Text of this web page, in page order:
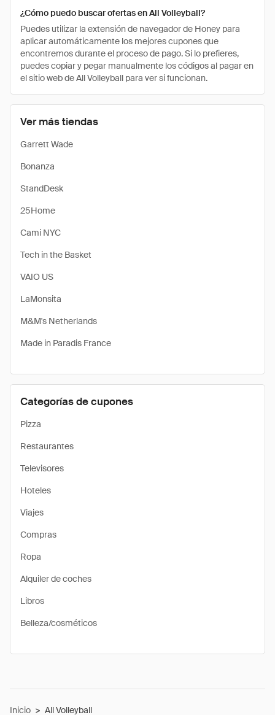
Ver más tiendas
Garrett Wade
Bonanza
StandDesk
25Home
Cami NYC
Tech in the Basket
VAIO US
LaMonsita
M&M's Netherlands
Made in Paradis France
Categorías de cupones
Pizza
Restaurantes
Televisores
Hoteles
Viajes
Compras
Ropa
Alquiler de coches
Libros
Belleza/cosméticos
¿Cómo puedo buscar ofertas en All Volleyball?
Puedes utilizar la extensión de navegador de Honey para
aplicar automáticamente los mejores cupones que
encontremos durante el proceso de pago. Si lo prefieres,
puedes copiar y pegar manualmente los códigos al pagar en
el sitio web de All Volleyball para ver si funcionan.
Inicio > All Volleyball